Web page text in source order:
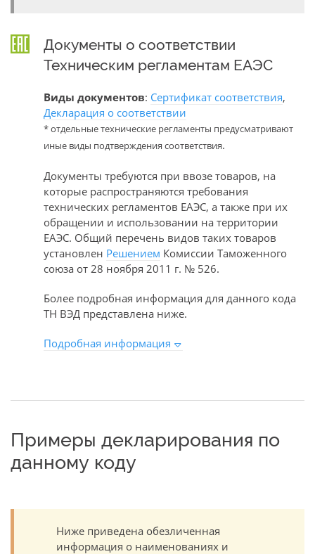
Документы о соответствии
Техническим регламентам ЕАЭС
Виды документов: Сертификат соответствия,
Декларация о соответствии
* отдельные технические регламенты предусматривают
иные виды подтверждения соответствия.
Документы требуются при ввозе товаров, на
которые распространяются требования
технических регламентов ЕАЭС, а также при их
обращении и использовании на территории
ЕАЭС. Общий перечень видов таких товаров
установлен Решением Комиссии Таможенного
союза от 28 ноября 2011 г. № 526.
Более подробная информация для данного кода
ТН ВЭД представлена ниже.
Подробная информация
Примеры декларирования по
данному коду
Ниже приведена обезличенная
информация о наименованиях и